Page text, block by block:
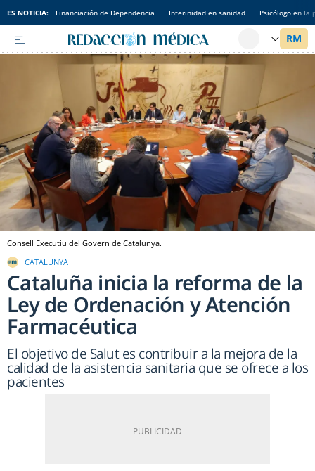
ES NOTICIA: Financiación de Dependencia Interinidad en sanidad Psicólogo en la
Consell Executiu del Govern de Catalunya.
CATALUNYA
Cataluña inicia la reforma de la
Ley de Ordenación y Atención
Farmacéutica
El objetivo de Salut es contribuir a la mejora de la
calidad de la asistencia sanitaria que se ofrece a los
pacientes